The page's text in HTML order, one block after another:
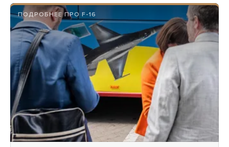
ПОДРОБНЕЕ ПРО F-16